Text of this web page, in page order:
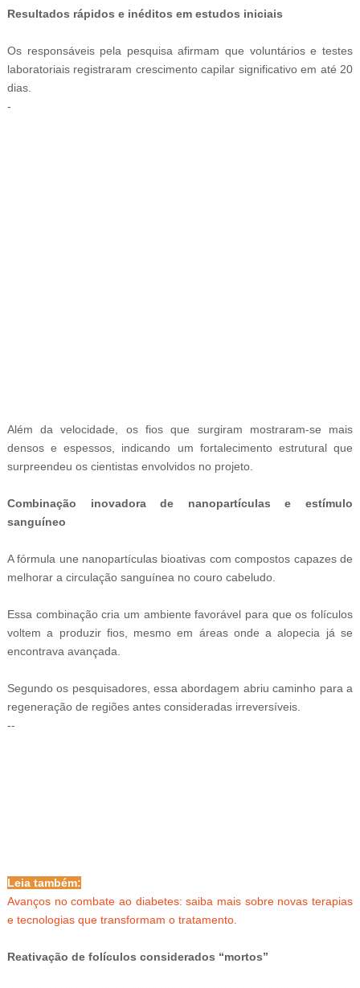
Resultados rápidos e inéditos em estudos iniciais
Os responsáveis pela pesquisa afirmam que voluntários e testes
laboratoriais registraram crescimento capilar significativo em até 20
dias.
-
Além da velocidade, os fios que surgiram mostraram-se mais
densos e espessos, indicando um fortalecimento estrutural que
surpreendeu os cientistas envolvidos no projeto.
Combinação inovadora de nanopartículas e estímulo
sanguíneo
A fórmula une nanopartículas bioativas com compostos capazes de
melhorar a circulação sanguínea no couro cabeludo.
Essa combinação cria um ambiente favorável para que os folículos
voltem a produzir fios, mesmo em áreas onde a alopecia já se
encontrava avançada.
Segundo os pesquisadores, essa abordagem abriu caminho para a
regeneração de regiões antes consideradas irreversíveis.
--
Leia também:
Avanços no combate ao diabetes: saiba mais sobre novas terapias
e tecnologias que transformam o tratamento.
Reativação de folículos considerados “mortos”